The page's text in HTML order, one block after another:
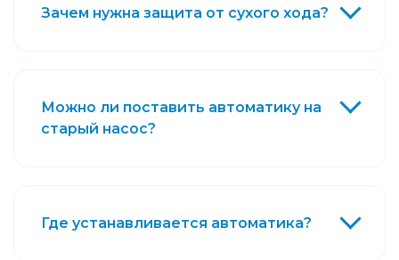
Зачем нужна защита от сухого хода?
Можно ли поставить автоматику на
старый насос?
Где устанавливается автоматика?